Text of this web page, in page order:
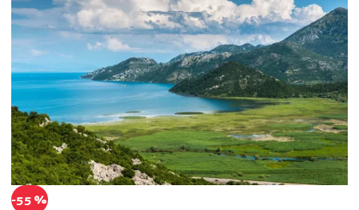
-55 %